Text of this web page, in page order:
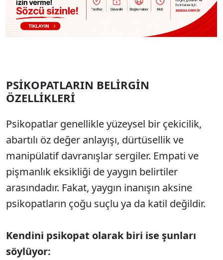
PSİKOPATLARIN BELİRGİN
ÖZELLİKLERİ
Psikopatlar genellikle yüzeysel bir çekicilik,
abartılı öz değer anlayışı, dürtüsellik ve
manipülatif davranışlar sergiler. Empati ve
pişmanlık eksikliği de yaygın belirtiler
arasındadır. Fakat, yaygın inanışın aksine
psikopatların çoğu suçlu ya da katil değildir.
Kendini psikopat olarak biri ise şunları
söylüyor: